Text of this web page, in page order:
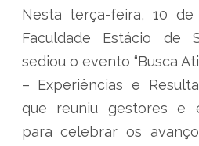
Nesta terça-feira, 10
Faculdade Estácio de
sediou o evento “Busca
– Experiências e
que reuniu gestores e
para celebrar os